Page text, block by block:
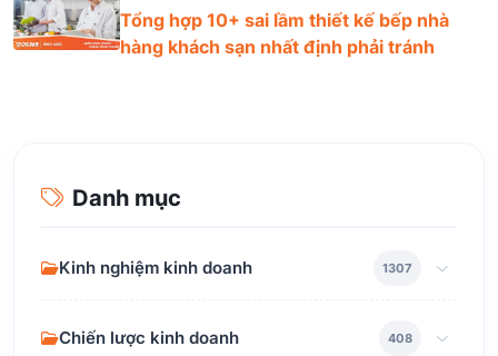
Tổng hợp 10+ sai lầm thiết kế bếp nhà
hàng khách sạn nhất định phải tránh
Danh mục
Kinh nghiệm kinh doanh 1307
Chiến lược kinh doanh 408